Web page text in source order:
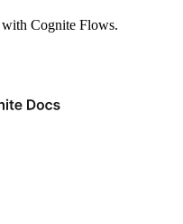
Cognite Flows.